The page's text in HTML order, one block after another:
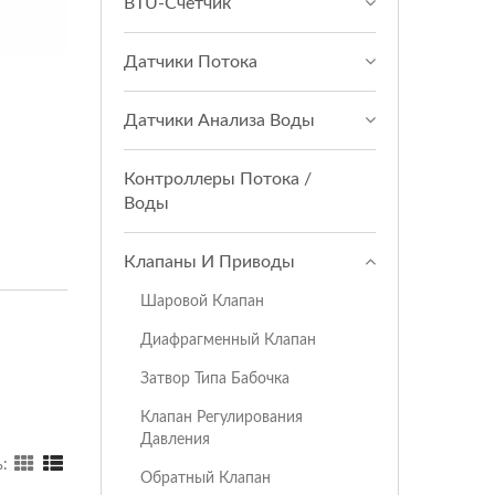
Датчики Потока
Датчики Анализа Воды
Контроллеры Потока /
Воды
Клапаны И Приводы
Шаровой Клапан
Диафрагменный Клапан
Затвор Типа Бабочка
Клапан Регулирования
Давления
Обратный Клапан